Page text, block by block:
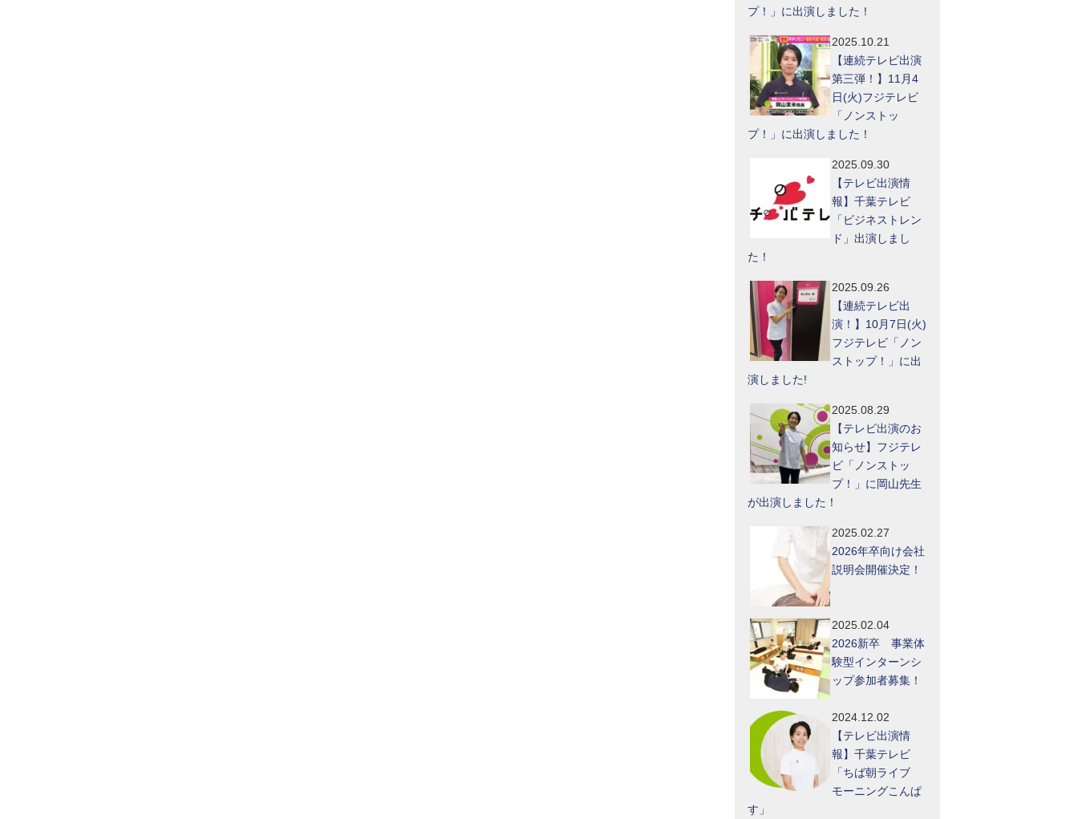
プ！」に出演しました！
2025.10.21
【連続テレビ出演
第三弾！】11月4
日(火)フジテレビ
「ノンストッ
プ！」に出演しました！
2025.09.30
【テレビ出演情
報】千葉テレビ
「ビジネストレン
ド」出演しまし
た！
2025.09.26
【連続テレビ出
演！】10月7日(火)
フジテレビ「ノン
ストップ！」に出
演しました!
2025.08.29
【テレビ出演のお
知らせ】フジテレ
ビ「ノンストッ
プ！」に岡山先生
が出演しました！
2025.02.27
2026年卒向け会社
説明会開催決定！
2025.02.04
2026新卒 事業体
験型インターンシ
ップ参加者募集！
2024.12.02
【テレビ出演情
報】千葉テレビ
「ちば朝ライブ
モーニングこんぱ
す」